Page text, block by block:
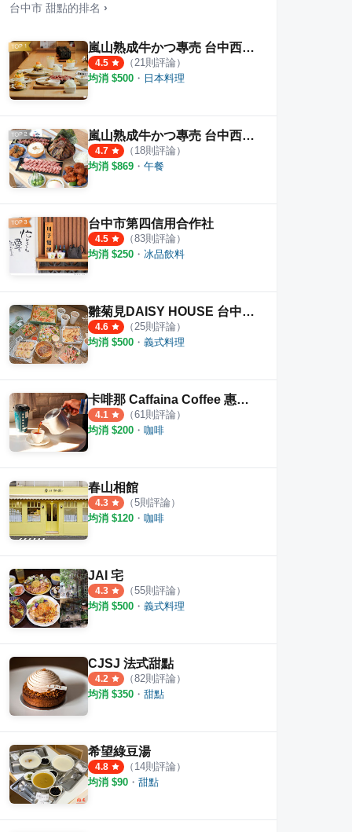
4.5 ·1則評論
台中市 甜點的排名 ›
嵐山熟成牛かつ專売 台中西區健行店
4.5 （ 21 則評論）
均消 $500 ・ 日本料理
嵐山熟成牛かつ專売 台中西屯青海店
4.7 （ 18則評論）
均消 $869 ・ 午餐
台中市第四信用合作社
4.5 （83則評論）
均消 $250 ・ 冰品飲料
雛菊見DAISY HOUSE 台中南屯店
4.6 （ 25則評論）
均消 $500 ・ 義式料理
卡啡那 Caffaina Coffee 惠來店
4.1 （61 則評論）
均消 $200 ・ 咖啡
春山相館
4.3 （5則評論）
均消 $120 ・ 咖啡
JAI 宅
4.3 （55則評論）
均消 $500 ・ 義式料理
CJSJ 法式甜點
4.2 （82則評論）
均消 $350 ・ 甜點
希望綠豆湯
4.8 （ 14則評論）
均消 $90 ・ 甜點